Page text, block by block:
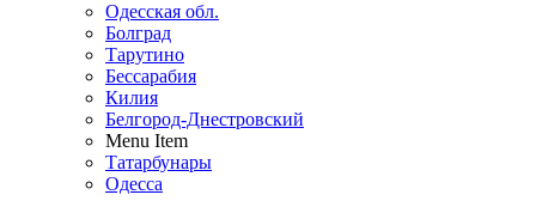
Одесская обл.
Болград
Тарутино
Бессарабия
Килия
Белгород-Днестровский
Menu Item
Татарбунары
Одесса